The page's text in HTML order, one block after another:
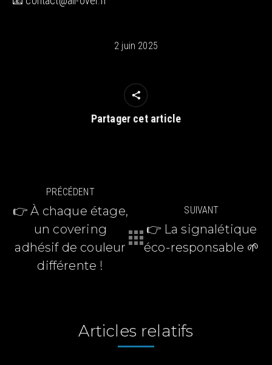
2 juin 2025
Partager cet article
Navigation
article
PRÉCÉDENT
précédent
:
👉 À chaque étage,
un covering
adhésif de couleur
différente !
SUIVANT
suivant
👉 La signalétique
éco-responsable 🌱
Articles relatifs